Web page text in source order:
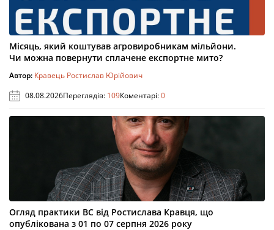
Місяць, який коштував агровиробникам мільйони.
Чи можна повернути сплачене експортне мито?
Автор: Кравець Ростислав Юрійович
08.08.2026Переглядів: 109Коментарі:0
Огляд практики ВС від Ростислава Кравця, що
опублікована з 01 по 07 серпня 2026 року